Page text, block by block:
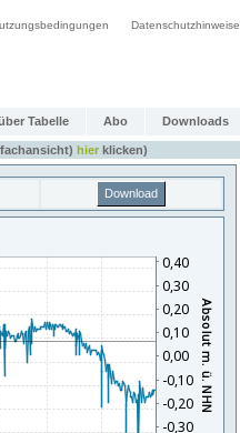
Datenschutzhinweise
Tabelle Abo Downloads
hierklicken)
Download